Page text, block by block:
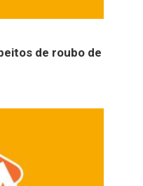
de roubo de